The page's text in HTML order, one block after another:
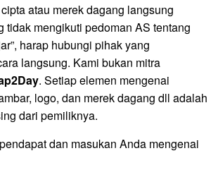
atau merek dagang langsung
tidak mengikuti pedoman AS tentang
harap hubungi pihak yang
langsung. Kami bukan mitra
. Setiap elemen mengenai
logo, dan merek dagang dll adalah
dari pemiliknya.
dan masukan Anda mengenai